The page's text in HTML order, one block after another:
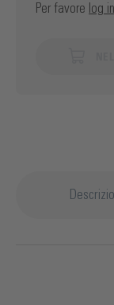
Per favore log in